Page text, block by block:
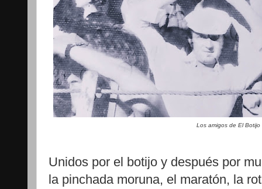
Los amigos de El Botijo
Unidos por el botijo y después por
la pinchada moruna, el maratón, la